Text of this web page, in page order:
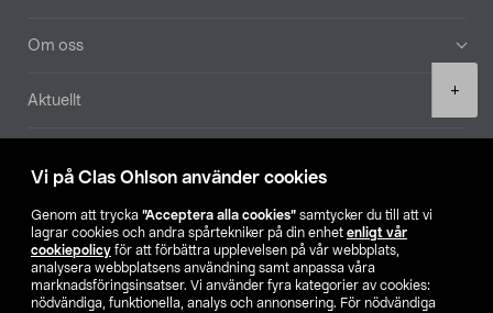
Vi på Clas Ohlson använder cookies
Genom att trycka ”Acceptera alla cookies” samtycker du till att vi
lagrar cookies och andra spårtekniker på din enhet enligt vår
cookiepolicy för att förbättra upplevelsen på vår webbplats,
analysera webbplatsens användning samt anpassa våra
marknadsföringsinsatser. Vi använder fyra kategorier av cookies:
nödvändiga, funktionella, analys och annonsering. För nödvändiga
+
Om oss
Aktuellt
Hitta butik
SE NO FI